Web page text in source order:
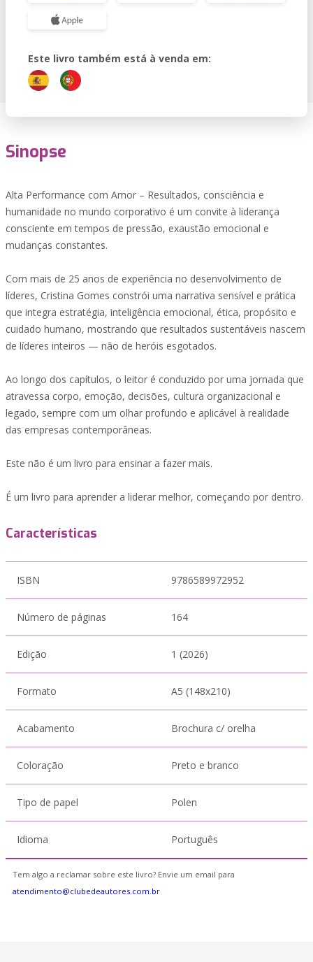
Este livro também está à venda em:
Sinopse
Alta Performance com Amor – Resultados, consciência e
humanidade no mundo corporativo é um convite à liderança
consciente em tempos de pressão, exaustão emocional e
mudanças constantes.
Com mais de 25 anos de experiência no desenvolvimento de
líderes, Cristina Gomes constrói uma narrativa sensível e prática
que integra estratégia, inteligência emocional, ética, propósito e
cuidado humano, mostrando que resultados sustentáveis nascem
de líderes inteiros — não de heróis esgotados.
Ao longo dos capítulos, o leitor é conduzido por uma jornada que
atravessa corpo, emoção, decisões, cultura organizacional e
legado, sempre com um olhar profundo e aplicável à realidade
das empresas contemporâneas.
Este não é um livro para ensinar a fazer mais.
É um livro para aprender a liderar melhor, começando por dentro.
Características
ISBN 9786589972952
Número de páginas 164
Edição 1 (2026)
Formato A5 (148x210)
Acabamento Brochura c/ orelha
Coloração Preto e branco
Tipo de papel Polen
Idioma Português
Tem algo a reclamar sobre este livro? Envie um email para
atendimento@clubedeautores.com.br